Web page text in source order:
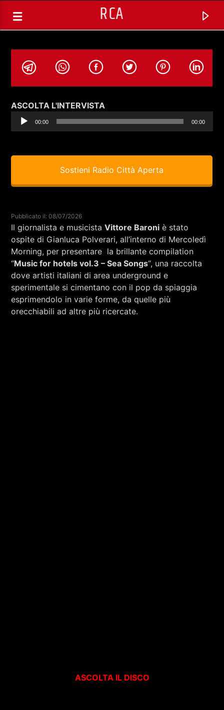
RCA
SELEZIONI MUSICALI
RCA - Radio città aperta
ASCOLTA L'INTERVISTA
Player
00:00 00:00
Sostieni Radio Città Aperta
Pubblicato il: 08/07/2026
Il giornalista e musicistaVittore Baroni è stato
ospite di Gianluca Polverari, all’interno di Mercoledì
Morning, per presentare la brillante compilation
“Music for hotels vol.3 –Sea Songs“, una raccolta
dove artisti italiani di area underground e
sperimentale si cimentano con il pop da spiaggia
esprimendolo in varie forme, da quelle più
orecchiabili ad altre più ricercate.
ASCOLTA IL DISCO